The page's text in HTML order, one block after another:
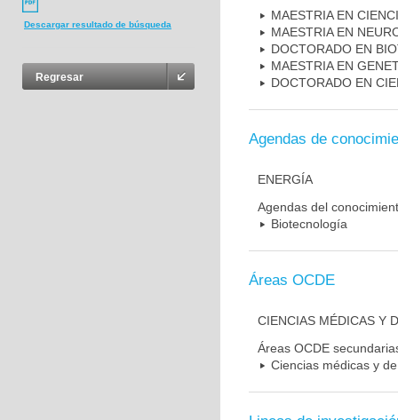
Descargar resultado de búsqueda
Regresar
MAESTRIA EN
MAESTRIA EN
DOCTORADO EN
MAESTRIA EN
DOCTORADO EN
Agendas de
ENERGÍA
Agendas del
Biotecnología
Áreas OCDE
CIENCIAS MÉDICAS Y
Áreas OCDE
Ciencias médicas y